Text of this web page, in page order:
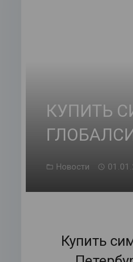
КУПИТЬ
Новости
Купить